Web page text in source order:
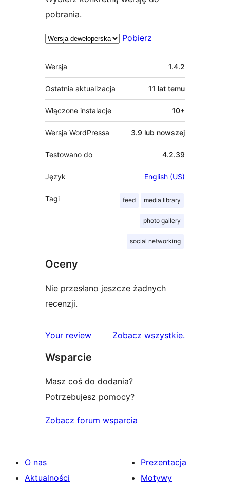
pobrania.
Pobierz
Meta
Wersja 1.4.2
Ostatnia aktualizacja 11 lat temu
Włączone instalacje 10+
Wersja WordPressa 3.9 lub nowszej
Testowano do 4.2.39
Język English (US)
Tagi feed media library
photo gallery
social networking
Oceny
Nie przesłano jeszcze żadnych
recenzji.
Your review Zobacz wszystkierecenzje
.
Wsparcie
Masz coś do dodania?
Potrzebujesz pomocy?
Zobacz forum wsparcia
O nas
Aktualności
Prezentacja
Motywy